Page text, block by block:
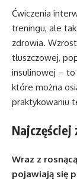
Ćwiczenia
treningu, ale
zdrowia.
tłuszczowej,
insulinowej –
które można
praktykowaniu
Najczęściej
Wraz z
pojawiają się